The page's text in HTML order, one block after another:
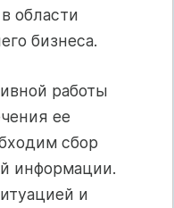
области
бизнеса.
работы
ее
сбор
информации.
и